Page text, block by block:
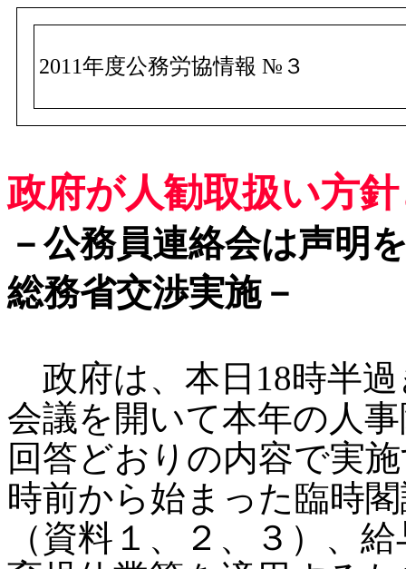
2011年度公務労協情報 №３
政府が人勧取扱い方
－公務員連絡会は声明
総務省交渉実施－
政府は、本日18時半
会議を開いて本年の人
回答どおりの内容で実
時前から始まった臨時
（資料１、２、３）、